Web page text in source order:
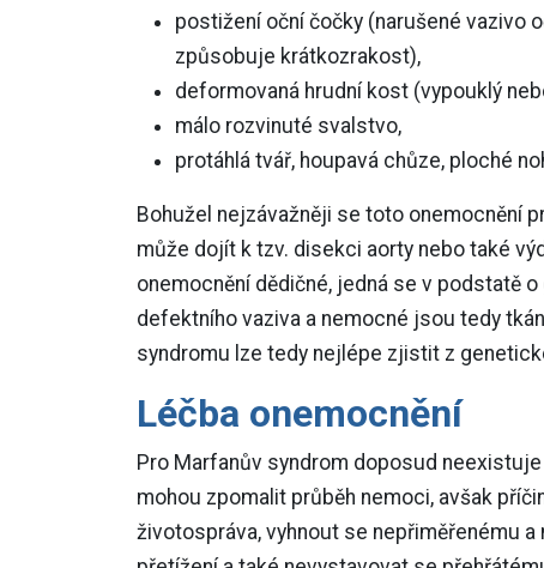
postižení oční čočky (narušené vazivo
způsobuje krátkozrakost),
deformovaná hrudní kost (vypouklý
málo rozvinuté svalstvo,
protáhlá tvář, houpavá chůze, ploché
Bohužel nejzávažněji se toto onemocnění
může dojít k tzv. disekci aorty nebo také
onemocnění dědičné, jedná se v podstatě
defektního vaziva a nemocné jsou tedy
syndromu lze tedy nejlépe zjistit z
Léčba onemocnění
Pro Marfanův syndrom doposud
mohou zpomalit průběh nemoci, avšak
životospráva, vyhnout se nepřiměřenému